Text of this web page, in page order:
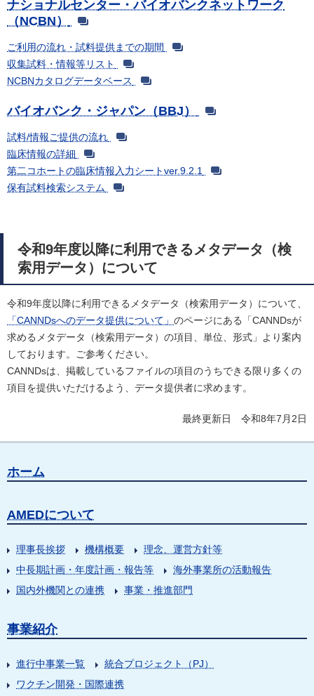
ナショナルセンター・バイオバンクネットワーク
（NCBN）
ご利用の流れ・試料提供までの期間
収集試料・情報等リスト
NCBNカタログデータベース
バイオバンク・ジャパン（BBJ）
試料/情報ご提供の流れ
臨床情報の詳細
第二コホートの臨床情報入力シートver.9.2.1
保有試料検索システム
令和9年度以降に利用できるメタデータ（検
索用データ）について
令和9年度以降に利用できるメタデータ（検索用データ）について、
「CANNDsへのデータ提供について」 のページにある「CANNDsが
求めるメタデータ（検索用データ）の項目、単位、形式」より案内
しております。ご参考ください。
CANNDsは、掲載しているファイルの項目のうちできる限り多くの
項目を提供いただけるよう、データ提供者に求めます。
最終更新日 令和8年7月2日
ホーム
AMEDについて
理事長挨拶 機構概要
理念、運営方針等
中長期計画・年度計画・報告等
海外事業所の活動報告
国内外機関との連携
事業・推進部門
事業紹介
進行中事業一覧
統合プロジェクト（PJ）
ワクチン開発・国際連携